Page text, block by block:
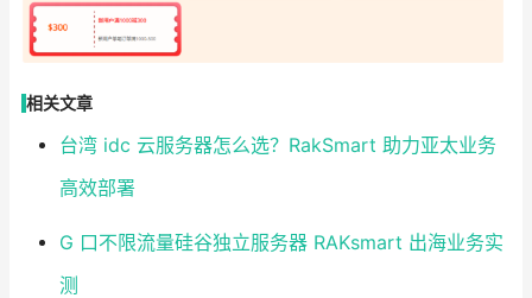
相关文章
台湾 idc 云服务器怎么选？RakSmart 助力亚太业务
高效部署
G 口不限流量硅谷独立服务器 RAKsmart 出海业务实
测